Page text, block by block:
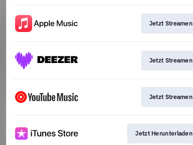
Jetzt Streamen
Jetzt Streamen
Jetzt Streamen
Jetzt Herunterladen